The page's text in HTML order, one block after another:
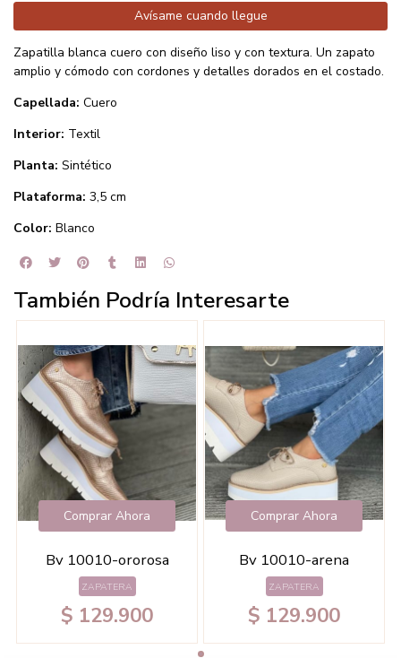
Avísame cuando llegue
Zapatilla blanca cuero con diseño liso y con textura. Un zapato
amplio y cómodo con cordones y detalles dorados en el costado.
Capellada: Cuero
Interior: Textil
Planta: Sintético
Plataforma: 3,5 cm
Color: Blanco
También Podría Interesarte
Comprar Ahora
Bv 10010-ororosa
ZAPATERA
$ 129.900
Comprar Ahora
Bv 10010-arena
ZAPATERA
$ 129.900